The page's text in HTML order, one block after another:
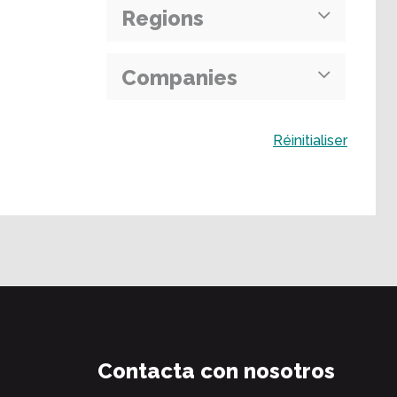
Regions
Companies
Réinitialiser
Contacta con nosotros